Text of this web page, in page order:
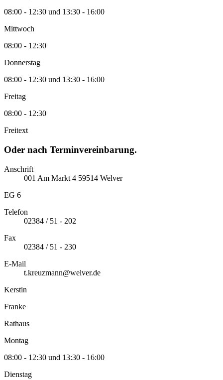
08:00 - 12:30 und 13:30 - 16:00
Mittwoch
08:00 - 12:30
Donnerstag
08:00 - 12:30 und 13:30 - 16:00
Freitag
08:00 - 12:30
Freitext
Oder nach Terminvereinbarung.
Anschrift
001 Am Markt 4 59514 Welver
EG 6
Telefon
02384 / 51 - 202
Fax
02384 / 51 - 230
E-Mail
t.kreuzmann@welver.de
Kerstin
Franke
Rathaus
Montag
08:00 - 12:30 und 13:30 - 16:00
Dienstag